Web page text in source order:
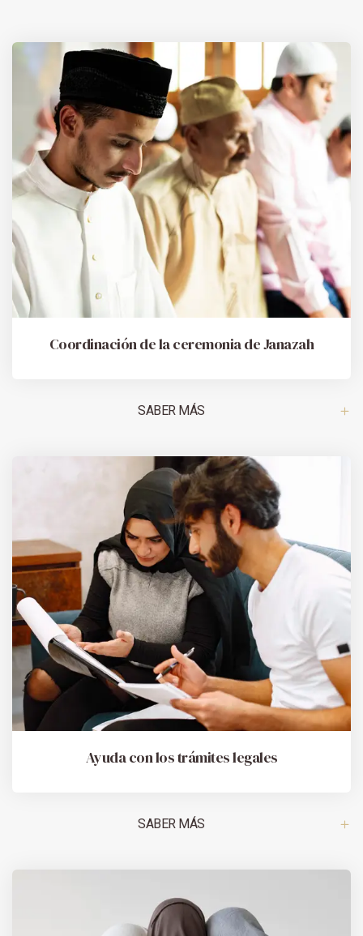
Coordinación de la ceremonia de Janazah
SABER MÁS
Ayuda con los trámites legales
SABER MÁS